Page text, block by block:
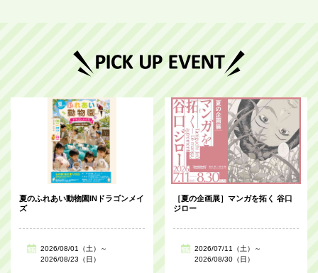
夏のふれあい動物園INドラゴンメイ
ズ
2026/08/01（土）～
2026/08/23（日）
［夏の企画展］マンガを拓く 谷口
ジロー
2026/07/11（土）～
2026/08/30（日）